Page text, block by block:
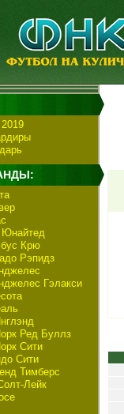
Крю
Рэпидз
Гэлакси
Ред Буллз
Сити
Сити
Тимберс
Лейк